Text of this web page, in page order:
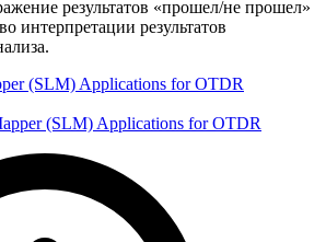
результатов «прошел/не прошел»
интерпретации результатов
(SLM) Applications for OTDR